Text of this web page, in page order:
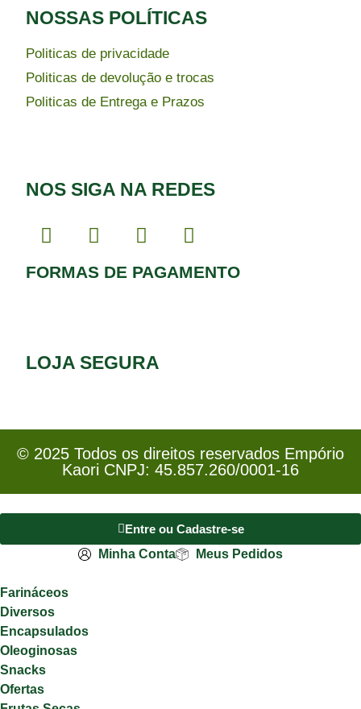
NOSSAS POLÍTICAS
Politicas de privacidade
Politicas de devolução e trocas
Politicas de Entrega e Prazos
NOS SIGA NA REDES
FORMAS DE PAGAMENTO
LOJA SEGURA
© 2025 Todos os direitos reservados Empório
Kaori CNPJ: 45.857.260/0001-16
Entre ou Cadastre-se
Minha Conta
Meus Pedidos
Farináceos
Diversos
Encapsulados
Oleoginosas
Snacks
Ofertas